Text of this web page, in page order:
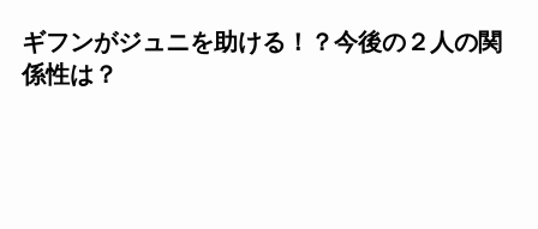
ギフンがジュニを助ける！？今後の２人の関
係性は？